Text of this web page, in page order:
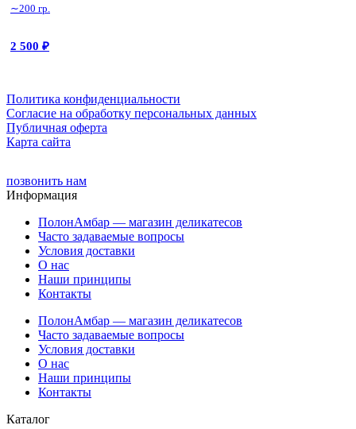
∼200 гр.
2 500 ₽
Политика конфиденциальности
Cогласие на обработку персональных данных
Публичная оферта
Карта сайта
позвонить нам
Информация
ПолонАмбар — магазин деликатесов
Часто задаваемые вопросы
Условия доставки
О нас
Наши принципы
Контакты
ПолонАмбар — магазин деликатесов
Часто задаваемые вопросы
Условия доставки
О нас
Наши принципы
Контакты
Каталог